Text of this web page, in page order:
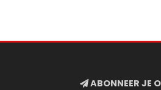
ABONNEER JE